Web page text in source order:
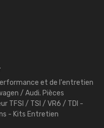
et de l'entretien
/ Audi. Pièces
TFSI / TSI / VR6 / TDI -
- Kits Entretien